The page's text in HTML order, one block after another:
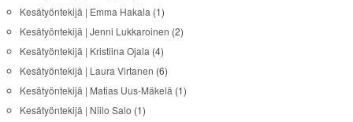
Kesätyöntekijä | Emma Hakala (1)
Kesätyöntekijä | Jenni Lukkaroinen (2)
Kesätyöntekijä | Kristiina Ojala (4)
Kesätyöntekijä | Laura Virtanen (6)
Kesätyöntekijä | Matias Uus-Mäkelä (1)
Kesätyöntekijä | Niilo Salo (1)